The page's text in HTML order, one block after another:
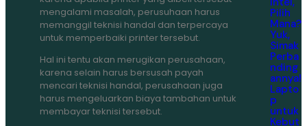
mengalami masalah, perusuhaan harus
memanggil teknisi handal dan terpercaya
untuk memperbaiki printer tersebut.
Hal ini tentu akan merugikan perusahaan,
karena selain harus bersusah payah
mencari teknisi handal, perusahaan juga
harus mengeluarkan biaya tambahan untuk
membayar teknisi tersebut.
Pilih
Mana?
Yuk,
Simak
Perba
nding
annya!
Lapto
p
untuk
Kebut